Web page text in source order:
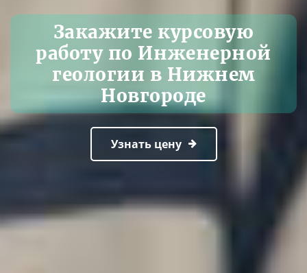
Закажите курсовую
работу по Инженерной
геологии в Нижнем
Новгороде
Узнать цену